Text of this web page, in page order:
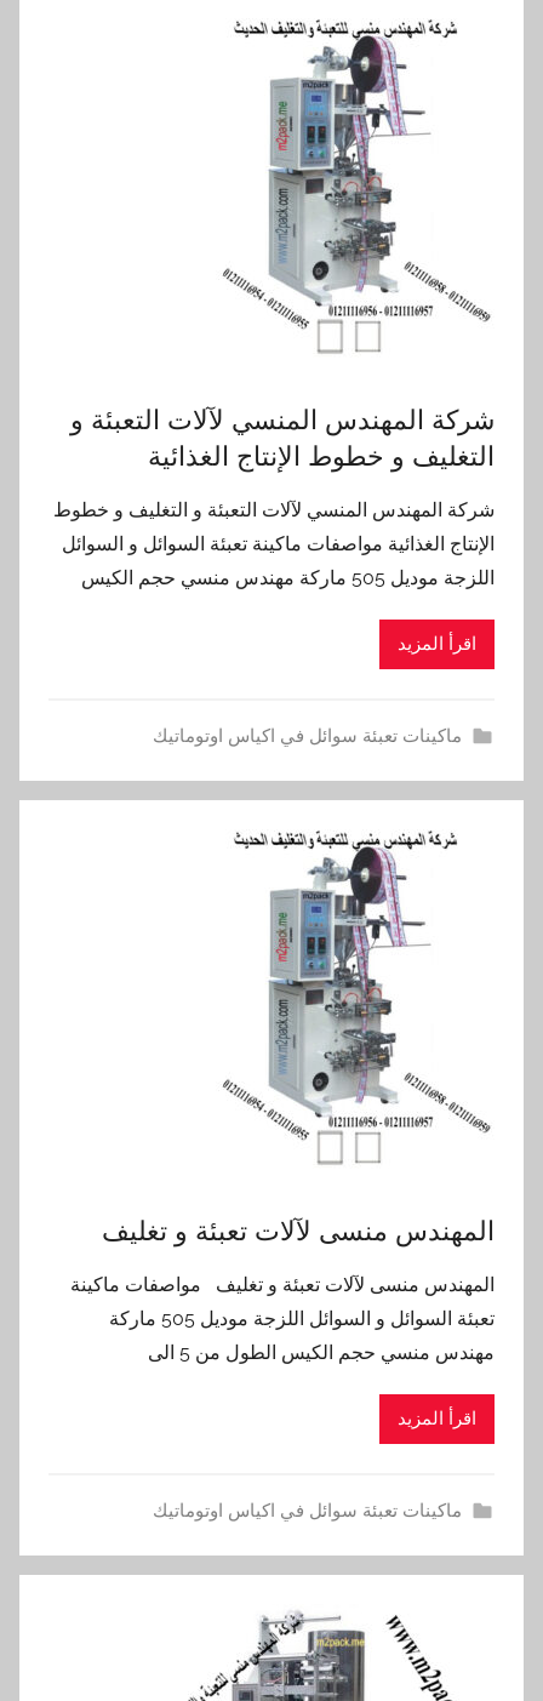
شركة المهندس المنسي لآلات التعبئة و
التغليف و خطوط الإنتاج الغذائية
شركة المهندس المنسي لآلات التعبئة و التغليف و خطوط
الإنتاج الغذائية مواصفات ماكينة تعبئة السوائل و السوائل
اللزجة موديل 505 ماركة مهندس منسي حجم الكيس
اقرأ المزيد
ماكينات تعبئة سوائل في اكياس اوتوماتيك
‏‏المهندس منسى لآلات تعبئة و تغليف
‏‏المهندس منسى لآلات تعبئة و تغليف مواصفات ماكينة
تعبئة السوائل و السوائل اللزجة موديل 505 ماركة
مهندس منسي حجم الكيس الطول من 5 الى
اقرأ المزيد
ماكينات تعبئة سوائل في اكياس اوتوماتيك